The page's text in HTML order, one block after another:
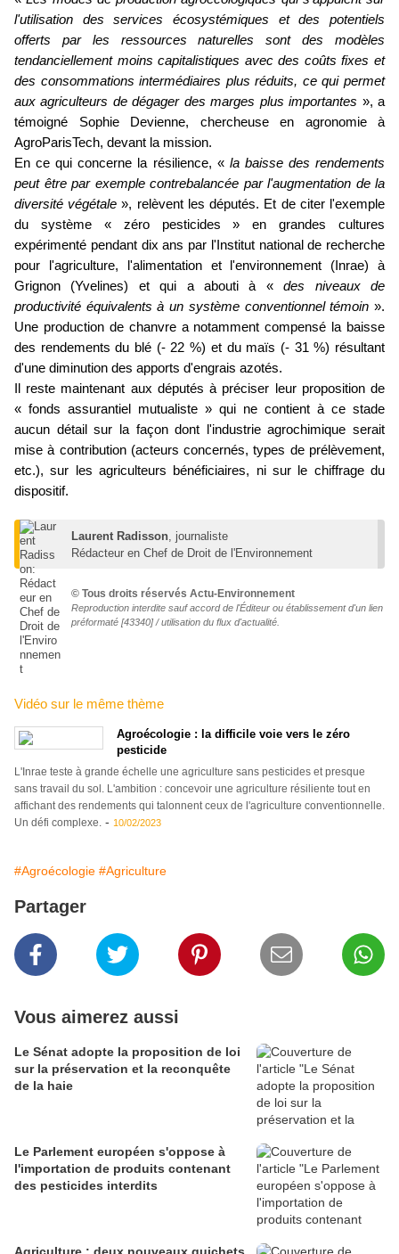
l'utilisation des services écosystémiques et des potentiels
offerts par les ressources naturelles sont des modèles
tendanciellement moins capitalistiques avec des coûts fixes et
des consommations intermédiaires plus réduits, ce qui permet
aux agriculteurs de dégager des marges plus importantes », a
témoigné Sophie Devienne, chercheuse en agronomie à
AgroParisTech, devant la mission.
En ce qui concerne la résilience, « la baisse des rendements
peut être par exemple contrebalancée par l'augmentation de la
diversité végétale », relèvent les députés. Et de citer l'exemple
du système « zéro pesticides » en grandes cultures
expérimenté pendant dix ans par l'Institut national de recherche
pour l'agriculture, l'alimentation et l'environnement (Inrae) à
Grignon (Yvelines) et qui a abouti à «des niveaux de
productivité équivalents à un système conventionnel témoin ».
Une production de chanvre a notamment compensé la baisse
des rendements du blé (- 22 %) et du maïs (- 31 %) résultant
d'une diminution des apports d'engrais azotés.
Il reste maintenant aux députés à préciser leur proposition de
« fonds assurantiel mutualiste » qui ne contient à ce stade
aucun détail sur la façon dont l'industrie agrochimique serait
mise à contribution (acteurs concernés, types de prélèvement,
etc.), sur les agriculteurs bénéficiaires, ni sur le chiffrage du
dispositif.
Laurent Radisson, journaliste
Rédacteur en Chef de Droit de l'Environnement
© Tous droits réservés Actu-Environnement
Reproduction interdite sauf accord de l'Éditeur ou établissement d'un lien
préformaté [43340] / utilisation du flux d'actualité
Vidéo sur le même thème
Agroécologie : la difficile voie vers le zéro
pesticide
L'Inrae teste à grande échelle une agriculture sans pesticides et presque
sans travail du sol. L'ambition : concevoir une agriculture résiliente tout en
affichant des rendements qui talonnent ceux de l'agriculture conventionnelle.
Un défi complexe. - 10/02/2023
#Agroécologie #Agriculture
Partager
Vous aimerez aussi
Le Sénat adopte la proposition de loi
sur la préservation et la reconquête
de la haie
Le Parlement européen s'oppose à
l'importation de produits contenant
des pesticides interdits